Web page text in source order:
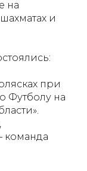
на
и
при
Футболу на
команда